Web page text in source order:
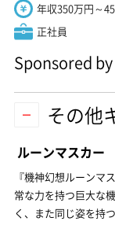
年収350万円～
正社員
Sponsored by
その他
ルーンマスカー
『機神幻想ルーンマ
常な力を持つ巨大な
く、また同じ姿を持